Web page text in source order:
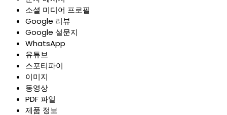
소셜 미디어 프로필
Google 리뷰
Google 설문지
WhatsApp
유튜브
스포티파이
이미지
동영상
PDF 파일
제품 정보